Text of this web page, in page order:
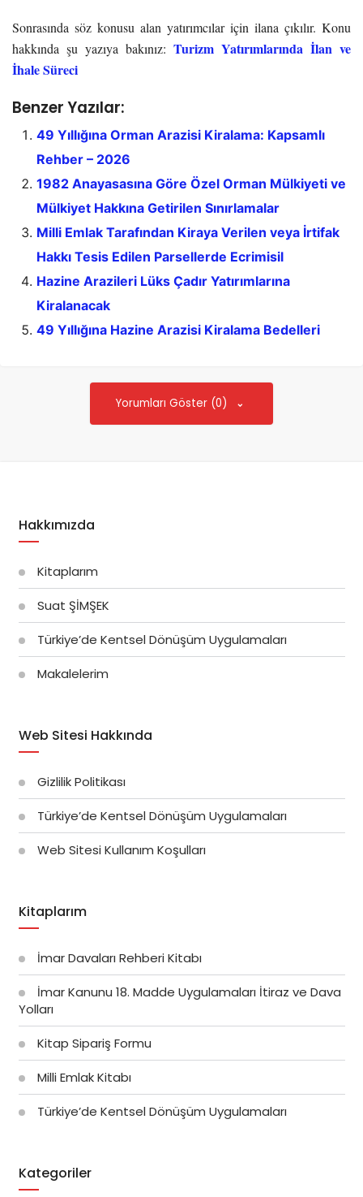
Sonrasında söz konusu alan yatırımcılar için ilana çıkılır. Konu
hakkında şu yazıya bakınız: Turizm Yatırımlarında İlan ve
İhale Süreci
Benzer Yazılar:
49 Yıllığına Orman Arazisi Kiralama: Kapsamlı
Rehber – 2026
1982 Anayasasına Göre Özel Orman Mülkiyeti ve
Mülkiyet Hakkına Getirilen Sınırlamalar
Milli Emlak Tarafından Kiraya Verilen veya İrtifak
Hakkı Tesis Edilen Parsellerde Ecrimisil
Hazine Arazileri Lüks Çadır Yatırımlarına
Kiralanacak
49 Yıllığına Hazine Arazisi Kiralama Bedelleri
Yorumları Göster (0)
Hakkımızda
Kitaplarım
Suat ŞİMŞEK
Türkiye’de Kentsel Dönüşüm Uygulamaları
Makalelerim
Web Sitesi Hakkında
Gizlilik Politikası
Türkiye’de Kentsel Dönüşüm Uygulamaları
Web Sitesi Kullanım Koşulları
Kitaplarım
İmar Davaları Rehberi Kitabı
İmar Kanunu 18. Madde Uygulamaları İtiraz ve Dava
Yolları
Kitap Sipariş Formu
Milli Emlak Kitabı
Türkiye’de Kentsel Dönüşüm Uygulamaları
Kategoriler